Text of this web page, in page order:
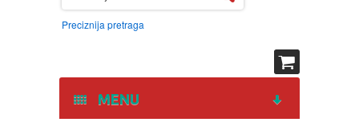
Preciznija pretraga
MENU